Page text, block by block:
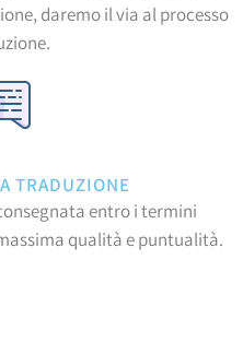
daremo il via al processo
TRADUZIONE
entro i termini
qualità e puntualità.